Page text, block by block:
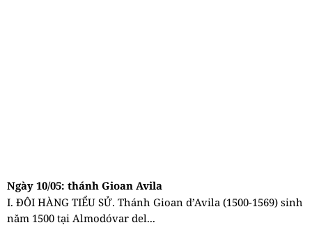
Ngày 10/05: thánh Gioan Avila
I. ĐÔI HÀNG TIỂU SỬ. Thánh Gioan d’Avila (1500-1569) sinh
năm 1500 tại Almodóvar del...